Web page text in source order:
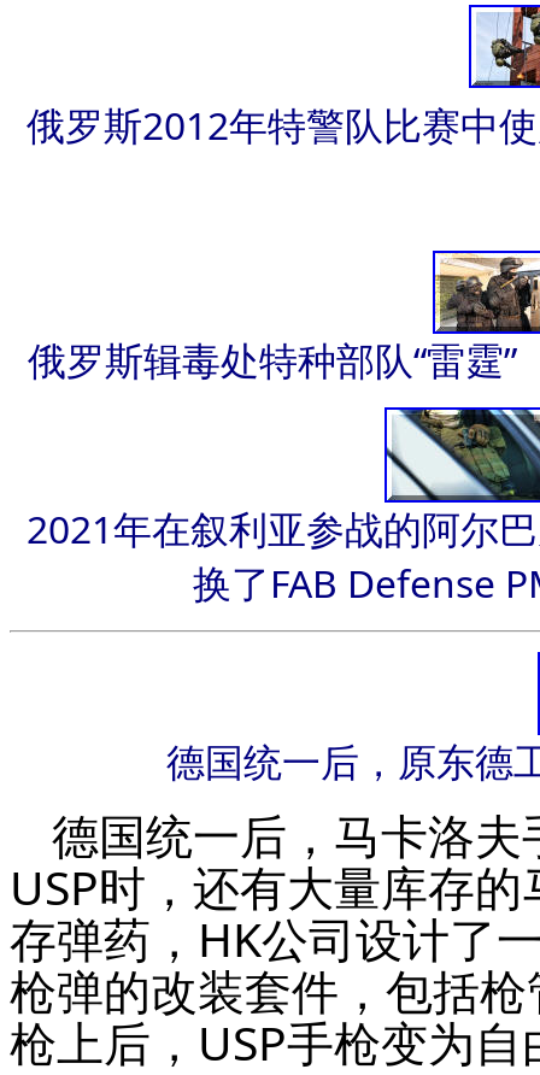
俄罗斯2012年特警队比赛中
俄罗斯辑毒处特种部队“雷霆
2021年在叙利亚参战的阿尔
换了FAB Defense
德国统一后，原东德
德国统一后，马卡洛
USP时，还有大量库存
存弹药，HK公司设计了
枪弹的改装套件，包括
枪上后，USP手枪变为